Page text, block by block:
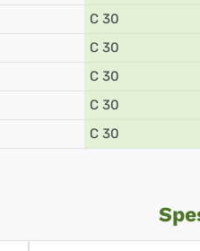
C 30
C 30
C 30
C 30
C 30